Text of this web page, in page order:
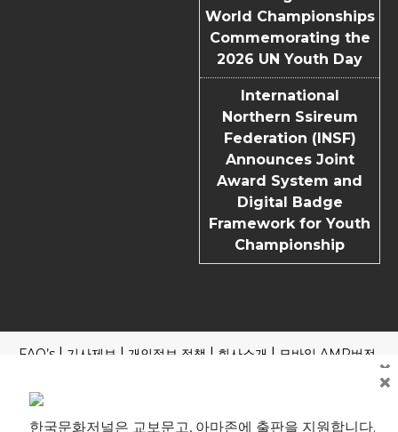
World Championships
Commemorating the
2026 UN Youth Day
International
Northern Ssireum
Federation (INSF)
Announces Joint
Award System and
Digital Badge
Framework for Youth
Championship
FAQ’s 기사제보 개인정보 정책 회사소개 모바일 AMP버전
제호: 한국문화저널 등록번호: 부산, 아00245 부산시 중구 중구
×
한국문화저널은 교보문고, 아마존에 출판을 지원합니다.
×